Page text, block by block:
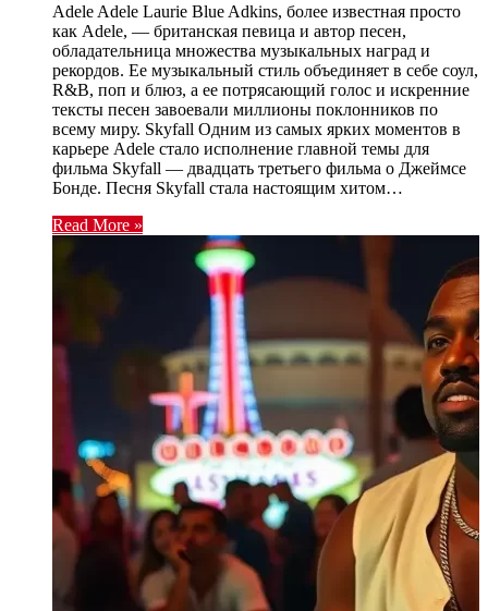
Adele Adele Laurie Blue Adkins, более известная просто
как Adele, — британская певица и автор песен,
обладательница множества музыкальных наград и
рекордов. Ее музыкальный стиль объединяет в себе соул,
R&B, поп и блюз, а ее потрясающий голос и искренние
тексты песен завоевали миллионы поклонников по
всему миру. Skyfall Одним из самых ярких моментов в
карьере Adele стало исполнение главной темы для
фильма Skyfall — двадцать третьего фильма о Джеймсе
Бонде. Песня Skyfall стала настоящим хитом…
Read More »